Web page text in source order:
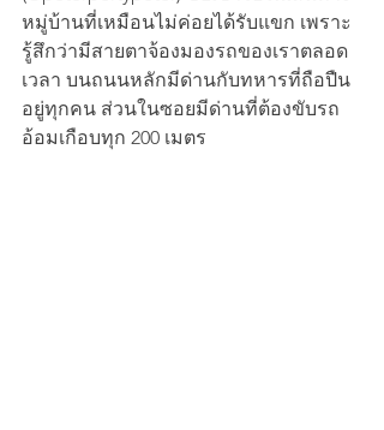
หมู่บ้านที่เหมือนไม่ค่อยได้รับแขก เพราะ
รู้สึกว่ามีสายตาจ้องมองรถของเราตลอด
เวลา บนถนนหลักมีด่านกับทหารที่ถือปืน
อยู่ทุกคน ส่วนในซอยมีด่านที่ต้องขับรถ
อ้อมเกือบทุก 200 เมตร